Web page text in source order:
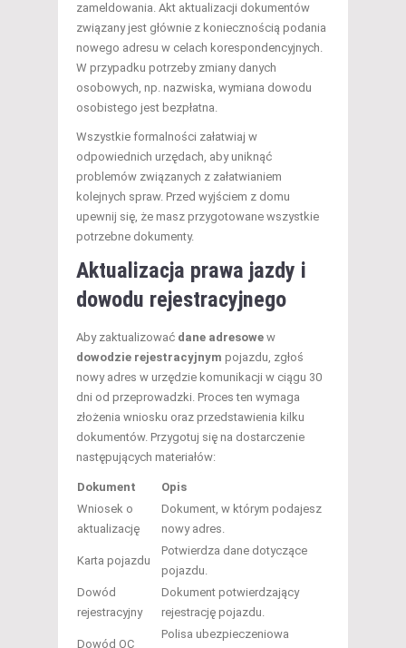
zameldowania. Akt aktualizacji dokumentów
związany jest głównie z koniecznością podania
nowego adresu w celach korespondencyjnych.
W przypadku potrzeby zmiany danych
osobowych, np. nazwiska, wymiana dowodu
osobistego jest bezpłatna.
Wszystkie formalności załatwiaj w
odpowiednich urzędach, aby uniknąć
problemów związanych z załatwianiem
kolejnych spraw. Przed wyjściem z domu
upewnij się, że masz przygotowane wszystkie
potrzebne dokumenty.
Aktualizacja prawa jazdy i
dowodu rejestracyjnego
Aby zaktualizować dane adresowe w
dowodzie rejestracyjnym pojazdu, zgłoś
nowy adres w urzędzie komunikacji w ciągu 30
dni od przeprowadzki. Proces ten wymaga
złożenia wniosku oraz przedstawienia kilku
dokumentów. Przygotuj się na dostarczenie
następujących materiałów:
Dokument
Opis
Wniosek o
aktualizację
Dokument, w którym podajesz
nowy adres.
Karta pojazdu
Potwierdza dane dotyczące
pojazdu.
Dowód
rejestracyjny
Dokument potwierdzający
rejestrację pojazdu.
Dowód OC
Polisa ubezpieczeniowa